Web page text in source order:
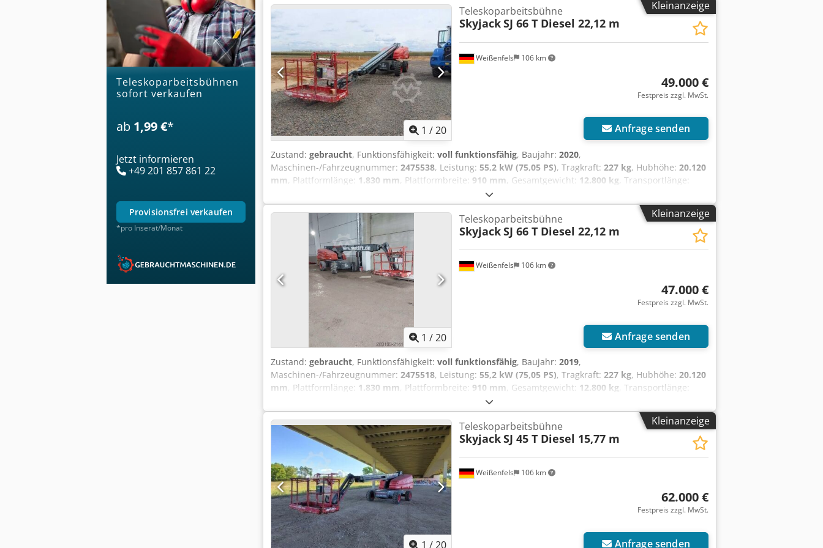
Teleskoparbeitsbühnen
sofort verkaufen
ab 1,99 €*
Jetzt informieren
+49 201 857 861 22
provisionsfrei verkaufen
*pro Inserat/Monat
seitliche Reichweite 17,30 m Schwenken 360° Plattformmaße (L x B) 1,83 m x 0,91 m Gesamtmaße (L x B x
H) 10,88 m x 2,49 m x 2,57 m Fahrgeschwindigkeit 6,8 km/h max. Traglast 230 kg max. Steigfähigkeit 30°
(4x2x2) max. Steigfähigkeit 45° (4x4x2) Gewicht 13..150 kg voll funktionsfähig, allgemeine Gebrauchspuren
Kleinanzeige
1 /20
Weißenfels 106 km
Teleskoparbeitsbühne
SkyjackSJ 66 T Diesel 22,12 m
49.000 €
Festpreis zzgl. MwSt.
Anfrage senden
Zustand: gebraucht, Funktionsfähigkeit: voll funktionsfähig, Baujahr: 2020,
Maschinen-/Fahrzeugnummer: 2475538, Leistung: 55,2 kW (75,05 PS), Tragkraft: 227 kg, Hubhöhe: 20.120
mm , Plattformlänge: 1.830 mm , Plattformbreite: 910 mm , Gesamtgewicht: 12.800 kg , Transportlänge:
, Transporthöhe:
x 19,5, Farbe:Rot, Technische Daten Baujahr 2020 Motor Diesel 55,2 kw (74 PS) Arbeitshöhe 22,12 m
Plattformhöhe 20,12 m seitliche Reichweite 17,37 m Plattformgröße (L x B) 0,91 m x 1,83 m Abmessung
gesamt (L x B x H) 10,34 m x 2,44 m x 2,57 m Drehbereich 360° Plattformdrehung 170° Tragfähigkeit 272 kg
Korblänge 1,52 m Csdeyqz Ipepfx Ahysha Gewicht 12.800 kg Steigfähigkeit 50% Fahrgeschwindigkeit 7,2
km/h allgemeine Gebrauchsspuren, voll funktionsfähig
Kleinanzeige
1 /20
Weißenfels 106 km
Teleskoparbeitsbühne
SkyjackSJ 66 T Diesel 22,12 m
47.000 €
Festpreis zzgl. MwSt.
Anfrage senden
Zustand: gebraucht, Funktionsfähigkeit: voll funktionsfähig, Baujahr: 2019,
Maschinen-/Fahrzeugnummer: 2475518, Leistung: 55,2 kW (75,05 PS), Tragkraft: 227 kg, Hubhöhe: 20.120
mm , Plattformlänge: 1.830 mm , Plattformbreite: 910 mm , Gesamtgewicht: 12.800 kg , Transportlänge:
, Transporthöhe:
x 19,5, Farbe:Rot, Technische Daten Codpfoyqz Iijx Ahysha Baujahr 2019 Motor Diesel 55,2 kw (74 PS)
Arbeitshöhe 22,12 m Plattformhöhe 20,12 m seitliche Reichweite 17,37 m Plattformgröße (L x B) 0,91 m x
1,83 m Abmessung gesamt (L x B x H) 10,34 m x 2,44 m x 2,57 m Drehbereich 360° Plattformdrehung 170°
Tragfähigkeit 272 kg Korblänge 1,52 m Gewicht 12.800 kg Steigfähigkeit 50% Fahrgeschwindigkeit 7,2 km/h
allgemeine Gebrauchsspuren, voll funktionsfähig
Kleinanzeige
1 / 20
Weißenfels 106 km
Teleskoparbeitsbühne
SkyjackSJ 45 T Diesel 15,77 m
62.000 €
Festpreis zzgl. MwSt.
Anfrage senden